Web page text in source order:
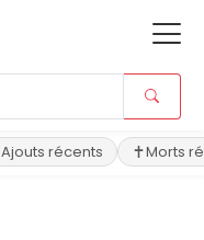
Ajouts récents Morts